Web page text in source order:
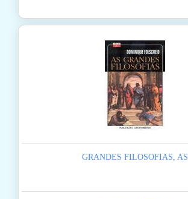
GRANDES FILOSOFIAS, AS